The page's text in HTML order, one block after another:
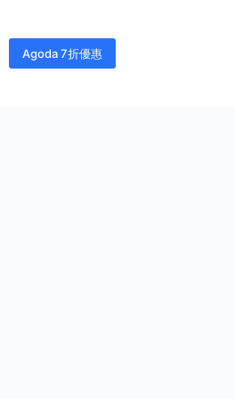
Agoda 7折優惠